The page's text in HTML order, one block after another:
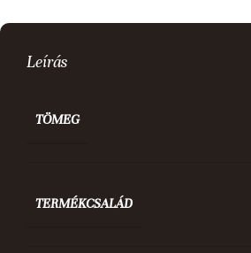
Leírás
TÖMEG
TERMÉKCSALÁD